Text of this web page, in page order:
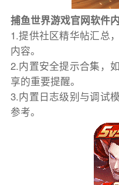
捕鱼世界游戏官网软件
1.提供社区精华帖汇总
内容。
2.内置安全提示合集，
享的重要提醒。
3.内置日志级别与调试
参考。